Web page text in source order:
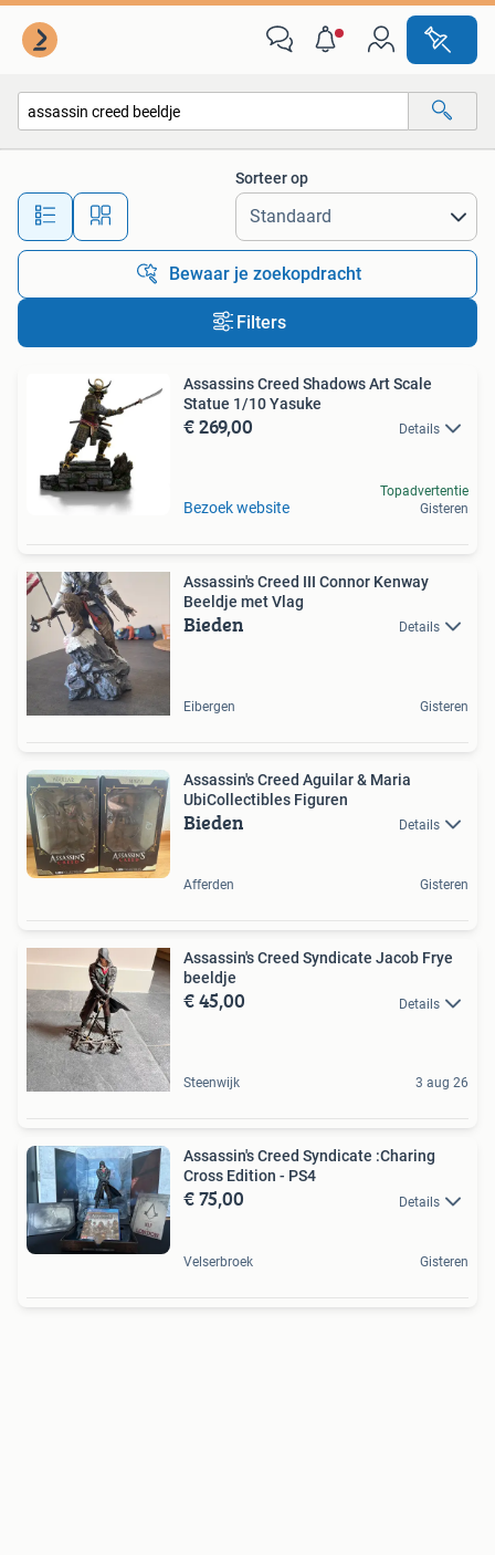
Alle afstanden…
Sorteer op
Bewaar je zoekopdracht
Filters
Assassins Creed Shadows Art Scale
Statue 1/10 Yasuke
€ 269,00 Details
Bezoek website
Topadvertentie
Gisteren
Assassin's Creed III Connor Kenway
Beeldje met Vlag
Bieden Details
Eibergen Gisteren
Assassin's Creed Aguilar & Maria
UbiCollectibles Figuren
Bieden Details
Afferden Gisteren
Assassin's Creed Syndicate Jacob Frye
beeldje
€ 45,00 Details
Steenwijk 3 aug 26
Assassin's Creed Syndicate :Charing
Cross Edition - PS4
€ 75,00 Details
Velserbroek Gisteren